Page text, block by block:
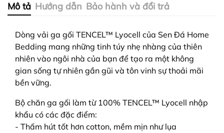
Mô tả Hướng dẫn Bảo hành và đổi trả
Dòng vải ga gối TENCEL™ Lyocell của Sen Đá Home
Bedding mang những tinh túy nhẹ nhàng của thiên
nhiên vào ngôi nhà của bạn để tạo ra một không
gian sống tự nhiên gần gũi và tôn vinh sự thoải mãi
bền vững.
Bộ chăn ga gối làm từ 100% TENCEL™ Lyocell nhập
khẩu có các đặc điểm:
- Thấm hút tốt hơn cotton, mềm mịn như lụa